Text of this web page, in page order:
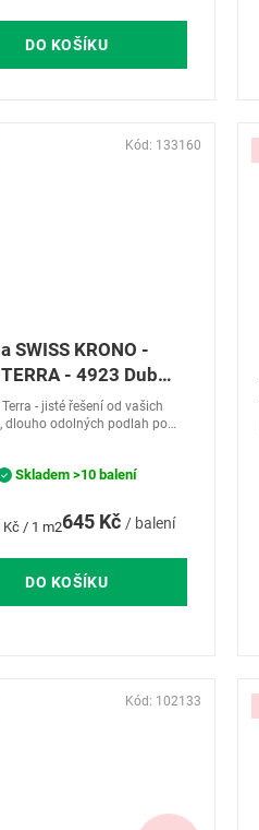
DO KOŠÍKU
SWISS KRONO -
- 4923 Dub
645 Kč / balení
Kč / 1 m2
DO KOŠÍKU
- jisté řešení od vašich
dlouho odolných podlah po
Terra...
Skladem >10 balení
Kód: 133160
Kód: 102133